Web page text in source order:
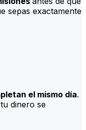
sepas exactamente
el mismo día.
dinero se